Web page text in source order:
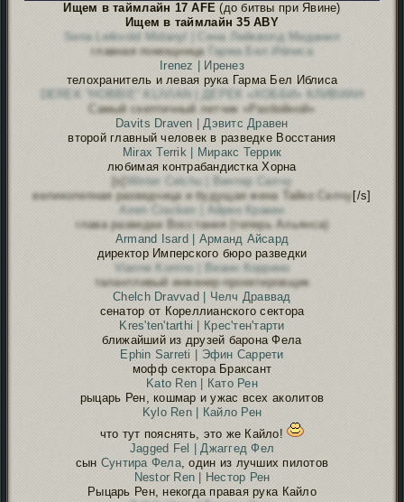
Ищем в таймлайн 17 AFE (до битвы при Явине)
Ищем в таймлайн 35 ABY
Sena Leikvold Midanyl | Сена Лейкволд Миданил
главная помощница
Гарма Бел Иблиса
Irenez | Иренез
телохранитель и левая рука Гарма Бел Иблиса
DEREK “HOBBIE” KLIVIAN | ДЕРЕК «ХОББИ» КЛИВИАН
Самый скептичный летчик «Разбойной»
Davits Draven | Дэвитс Дравен
второй главный человек в разведке Восстания
Mirax Terrik | Миракс Террик
любимая контрабандистка Хорна
[s] Winter Celchu | Винтер Селчу
великолепная разведчица и будущая жена Тайко Селчу[/s]
Airen Cracken | Айрен Кракен
глава разведки Восстания (теперь Альянса)
Armand Isard | Арманд Айсард
директор Имперского бюро разведки
Vianne Korrino | Вианн Коррино
талантливый инженер-проектировщик
Chelch Dravvad | Челч Драввад
сенатор от Кореллианского сектора
Kres'ten'tarthi | Крес'тен'тарти
ближайший из друзей барона Фела
Ephin Sarreti | Эфин Саррети
мофф сектора Браксант
Kato Ren | Като Рен
рыцарь Рен, кошмар и ужас всех аколитов
Kylo Ren | Кайло Рен
что тут пояснять, это же Кайло!
Jagged Fel | Джаггед Фел
сын Сунтира Фела, один из лучших пилотов
Nestor Ren | Нестор Рен
Рыцарь Рен, некогда правая рука Кайло